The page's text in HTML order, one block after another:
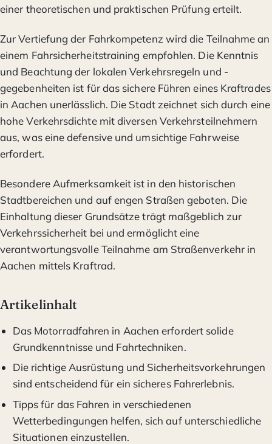
einer theoretischen und praktischen Prüfung erteilt.
Zur Vertiefung der Fahrkompetenz wird die Teilnahme an
einem Fahrsicherheitstraining empfohlen. Die Kenntnis
und Beachtung der lokalen Verkehrsregeln und -
gegebenheiten ist für das sichere Führen eines Kraftrades
in Aachen unerlässlich. Die Stadt zeichnet sich durch eine
hohe Verkehrsdichte mit diversen Verkehrsteilnehmern
aus, was eine defensive und umsichtige Fahrweise
erfordert.
Besondere Aufmerksamkeit ist in den historischen
Stadtbereichen und auf engen Straßen geboten. Die
Einhaltung dieser Grundsätze trägt maßgeblich zur
Verkehrssicherheit bei und ermöglicht eine
verantwortungsvolle Teilnahme am Straßenverkehr in
Aachen mittels Kraftrad.
Artikelinhalt
Das Motorradfahren in Aachen erfordert solide
Grundkenntnisse und Fahrtechniken.
Die richtige Ausrüstung und Sicherheitsvorkehrungen
sind entscheidend für ein sicheres Fahrerlebnis.
Tipps für das Fahren in verschiedenen
Wetterbedingungen helfen, sich auf unterschiedliche
Situationen einzustellen.